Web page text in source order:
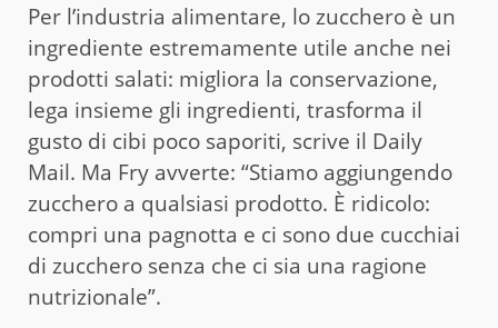
Per l’industria alimentare, lo zucchero è un
ingrediente estremamente utile anche nei
prodotti salati: migliora la conservazione,
lega insieme gli ingredienti, trasforma il
gusto di cibi poco saporiti, scrive il Daily
Mail. Ma Fry avverte: “Stiamo aggiungendo
zucchero a qualsiasi prodotto. È ridicolo:
compri una pagnotta e ci sono due cucchiai
di zucchero senza che ci sia una ragione
nutrizionale”.